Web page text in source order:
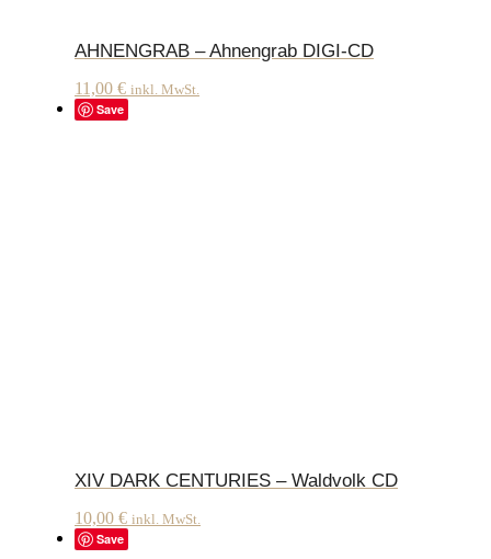
AHNENGRAB – Ahnengrab DIGI-CD
11,00 € inkl. MwSt.
Save
XIV DARK CENTURIES – Waldvolk CD
10,00 € inkl. MwSt.
Save